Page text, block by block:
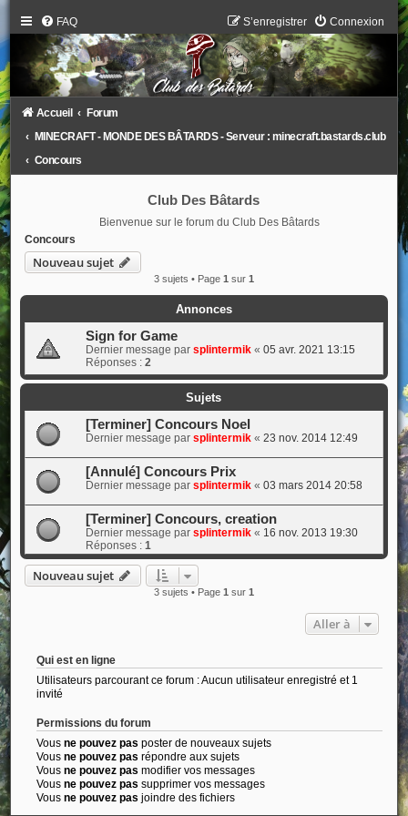
FAQ Connexion
S’enregistrer
Accueil
Forum
MINECRAFT - MONDE DES BÂTARDS - Serveur : minecraft.bastards.club
Concours
Club Des Bâtards
Bienvenue sur le forum du Club Des Bâtards
Concours
Nouveau sujet
3 sujets • Page 1 sur 1
Annonces
Sign for Game
Dernier message par splintermik« 05 avr. 2021 13:15
Réponses : 2
Sujets
[Terminer] Concours Noel
Dernier message par splintermik« 23 nov. 2014 12:49
[Annulé] Concours Prix
Dernier message par splintermik« 03 mars 2014 20:58
[Terminer] Concours, creation
Dernier message par splintermik« 16 nov. 2013 19:30
Réponses : 1
Nouveau sujet
3 sujets • Page 1 sur 1
Aller à
Qui est en ligne
Utilisateurs parcourant ce forum : Aucun utilisateur enregistré et 1
invité
Permissions du forum
Vous ne pouvez pas poster de nouveaux sujets
Vous ne pouvez pas répondre aux sujets
Vous ne pouvez pas modifier vos messages
Vous ne pouvez pas supprimer vos messages
Vous ne pouvez pas joindre des fichiers